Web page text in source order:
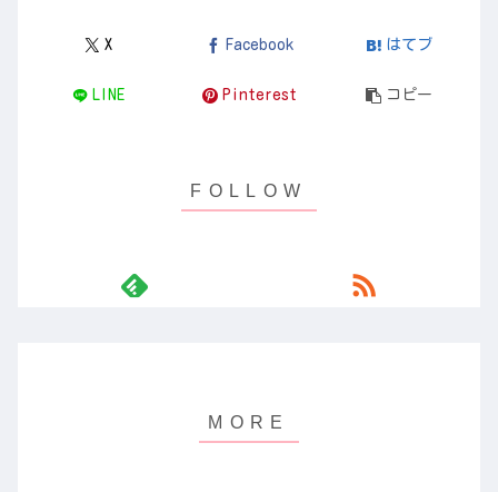
X Facebook はてブ
LINE Pinterest コピー